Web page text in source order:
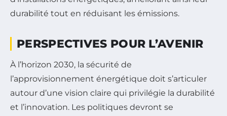
durabilité tout en réduisant les émissions.
PERSPECTIVES POUR L’AVENIR
À l’horizon 2030, la sécurité de
l’approvisionnement énergétique doit s’articuler
autour d’une vision claire qui privilégie la durabilité
et l’innovation. Les politiques devront se